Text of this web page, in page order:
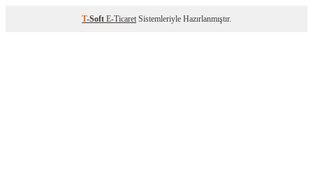
T-Soft E-Ticaret Sistemleriyle Hazırlanmıştır.